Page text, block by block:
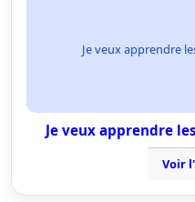
Je veux apprendre
Je veux apprendre
Voir